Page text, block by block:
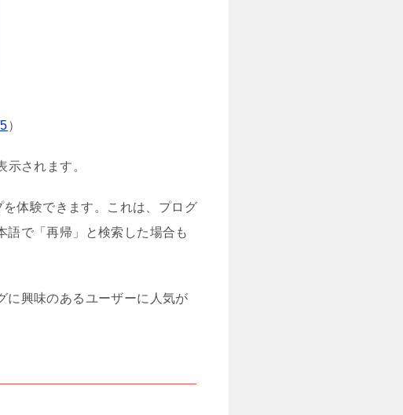
）
されます。
体験できます。これは、プログ
で「再帰」と検索した場合も
に興味のあるユーザーに人気が